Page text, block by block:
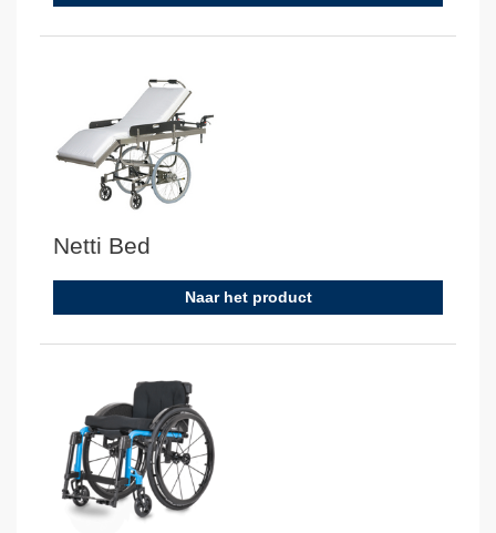
Netti Bed
Naar het product